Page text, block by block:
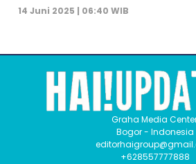
14 Juni 2025 | 06:40 WIB
Graha Media
Bogor - Indonesia
+628557777888